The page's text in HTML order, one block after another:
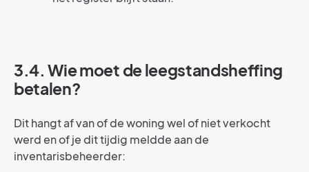
3.4. Wie moet de leegstandsheffing
betalen?
Dit hangt af van of de woning wel of niet verkocht
werd en of je dit tijdig meldde aan de
inventarisbeheerder: